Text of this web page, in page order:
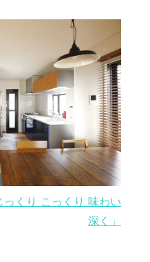
くり こっくり 味わい
深く」